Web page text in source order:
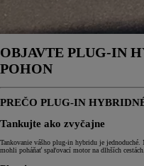
OBJAVTE PLUG-IN
POHON
PREČO PLUG-IN
Tankujte ako zvyčajne
Tankovanie vášho plug-in hybridu je jednoduché.
mohli poháňať spaľovací motor na dlhších cestách.